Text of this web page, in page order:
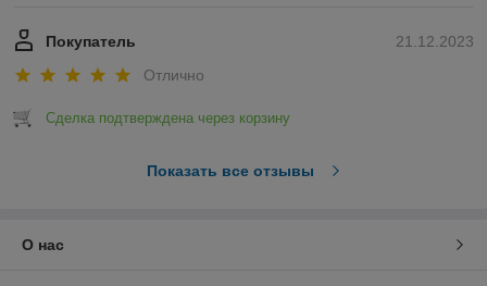
21.12.2023
Покупатель
Отлично
Сделка подтверждена через корзину
Показать все отзывы
О нас